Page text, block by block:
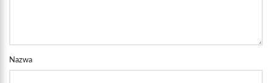
Nazwa